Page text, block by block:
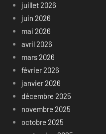
juillet 2026
juin 2026
mai 2026
avril 2026
mars 2026
février 2026
janvier 2026
décembre 2025
novembre 2025
octobre 2025